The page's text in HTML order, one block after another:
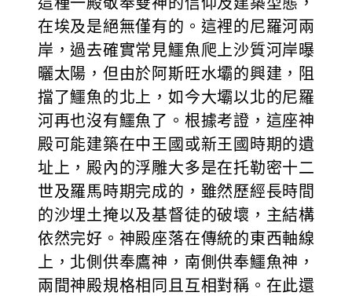
在埃及是絕無僅有的。這裡的尼羅河兩
岸，過去確實常見鱷魚爬上沙質河岸曝
曬太陽，但由於阿斯旺水壩的興建，阻
擋了鱷魚的北上，如今大壩以北的尼羅
河再也沒有鱷魚了。根據考證，這座神
殿可能建築在中王國或新王國時期的遺
址上，殿內的浮雕大多是在托勒密十二
世及羅馬時期完成的，雖然歷經長時間
的沙埋土掩以及基督徒的破壞，主結構
依然完好。神殿座落在傳統的東西軸線
上，北側供奉鷹神，南側供奉鱷魚神，
兩間神殿規格相同且互相對稱。在此還